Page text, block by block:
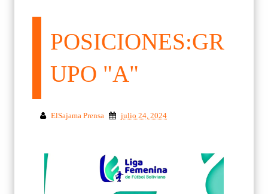
POSICIONES:GR
UPO "A"
ElSajama Prensa julio 24, 2024